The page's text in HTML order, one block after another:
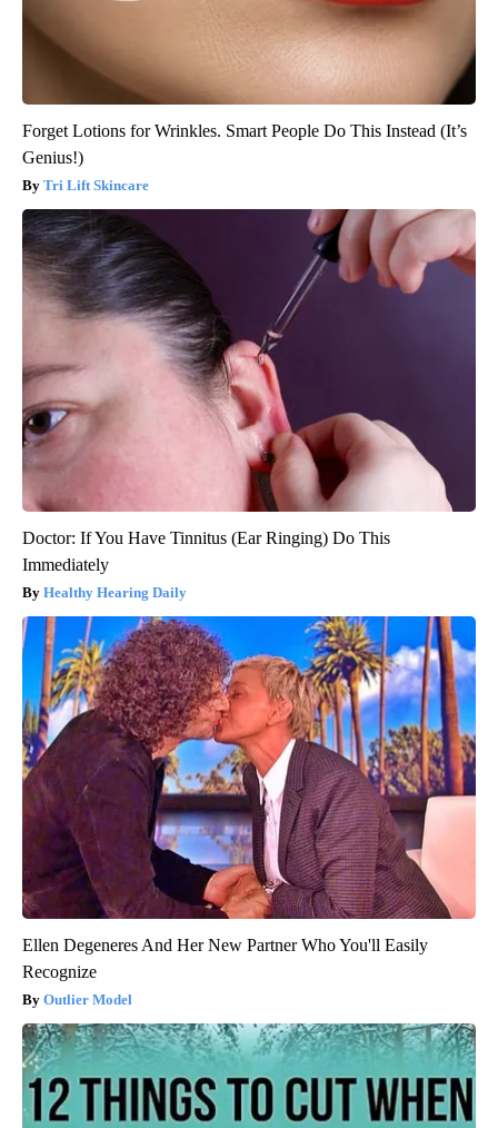
Forget Lotions for Wrinkles. Smart People Do This Instead (It’s
Genius!)
Tri Lift Skincare
Doctor: If You Have Tinnitus (Ear Ringing) Do This
Immediately
Healthy Hearing Daily
Ellen Degeneres And Her New Partner Who You'll Easily
Recognize
Outlier Model